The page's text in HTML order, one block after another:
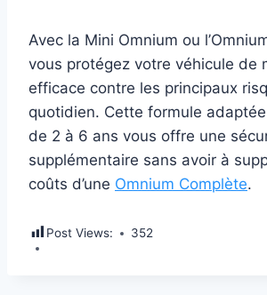
Avec la Mini Omnium ou
vous protégez votre véhicule de
efficace contre les principaux
quotidien. Cette formule
de 2 à 6 ans vous offre une
supplémentaire sans avoir à
coûts d’une Omnium Complète.
Post Views: 352